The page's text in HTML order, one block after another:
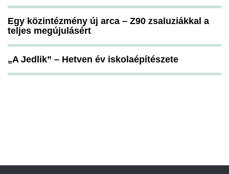
Egy közintézmény új arca – Z90 zsaluziákkal a
teljes megújulásért
„A Jedlik” – Hetven év iskolaépítészete